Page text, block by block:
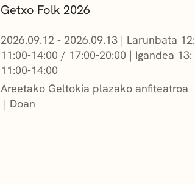
Getxo Folk 2026
2026.09.12 - 2026.09.13| Larunbata 12:
11:00-14:00 / 17:00-20:00 | Igandea 13:
11:00-14:00
Areetako Geltokia plazako anfiteatroa
Doan